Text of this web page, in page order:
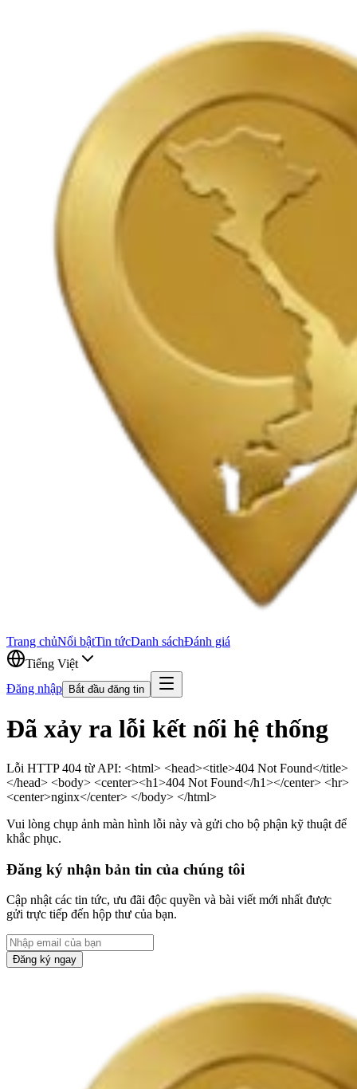
Trang chủNổi bậtTin tứcDanh sáchĐánh giá
Tiếng Việt
Đăng nhập
Bắt đầu đăng tin
Đã xảy ra lỗi kết nối hệ thống
Lỗi HTTP 404 từ API: <html> <head><title>404 Not Found</title>
</head> <body> <center><h1>404 Not Found</h1></center> <hr>
<center>nginx</center> </body> </html>
Vui lòng chụp ảnh màn hình lỗi này và gửi cho bộ phận kỹ thuật để
khắc phục.
Đăng ký nhận bản tin của chúng tôi
Cập nhật các tin tức, ưu đãi độc quyền và bài viết mới nhất được
gửi trực tiếp đến hộp thư của bạn.
Đăng ký ngay